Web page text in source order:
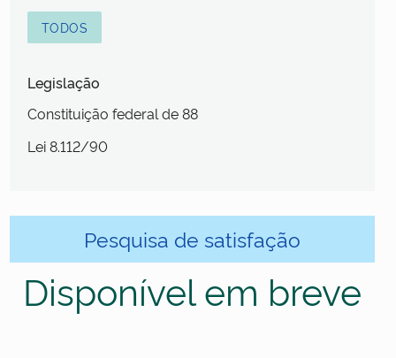
TODOS
Legislação
Constituição federal de 88
Lei 8.112/90
Pesquisa de satisfação
Disponível em breve